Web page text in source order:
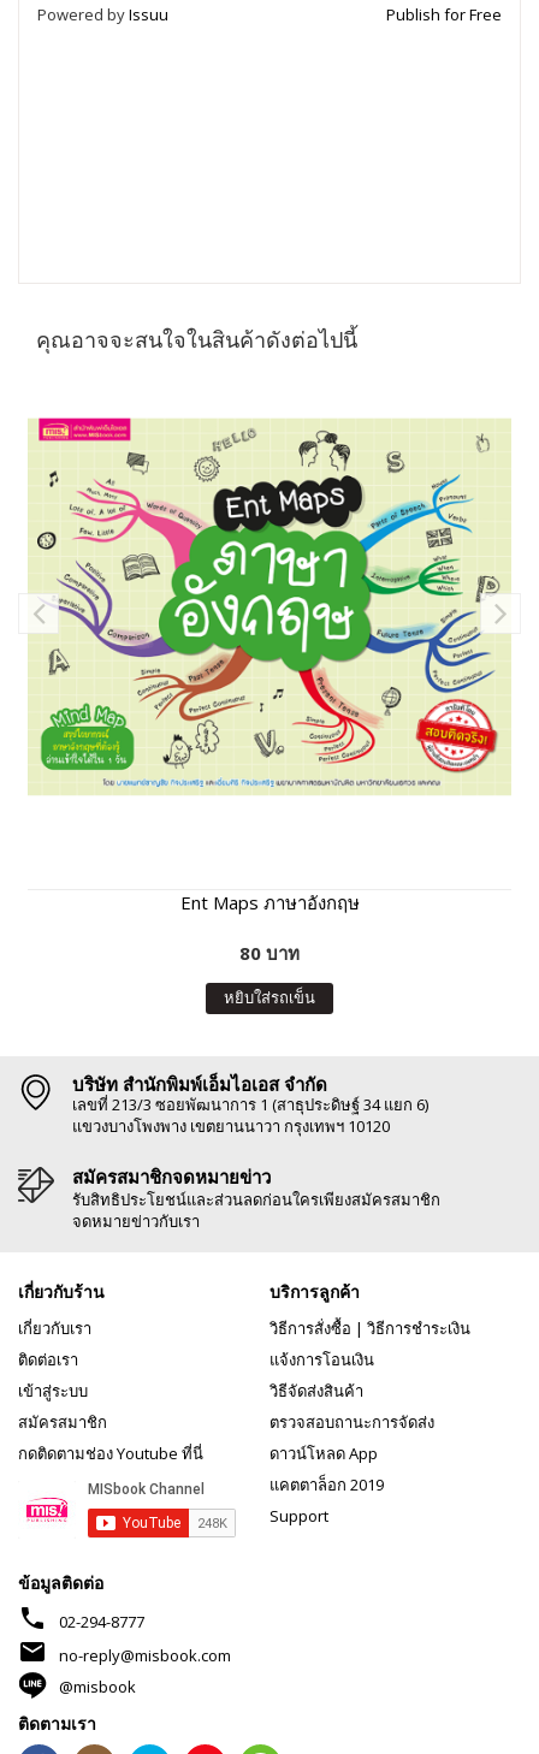
Powered byIssuu Publish for Free
คุณอาจจะสนใจในสินค้าดังต่อไปนี้
Ent Maps ภาษาอังกฤษ
80 บาท
หยิบใส่รถเข็น
บริษัท สำนักพิมพ์เอ็มไอเอส จำกัด
เลขที่ 213/3 ซอยพัฒนาการ 1 (สาธุประดิษฐ์ 34 แยก 6)
แขวงบางโพงพาง เขตยานนาวา กรุงเทพฯ 10120
สมัครสมาชิกจดหมายข่าว
รับสิทธิประโยชน์และส่วนลดก่อนใครเพียงสมัครสมาชิก
จดหมายข่าวกับเรา
เกี่ยวกับร้าน
เกี่ยวกับเรา
ติดต่อเรา
เข้าสู่ระบบ
สมัครสมาชิก
กดติดตามช่อง Youtube ที่นี่
บริการลูกค้า
วิธีการสั่งซื้อ | วิธีการชำระเงิน
แจ้งการโอนเงิน
วิธีจัดส่งสินค้า
ตรวจสอบถานะการจัดส่ง
ดาวน์โหลด App
แคตตาล็อก 2019
Support
ข้อมูลติดต่อ
phone 02-294-8777
mail
no-reply@misbook.com
@misbook
ติดตามเรา